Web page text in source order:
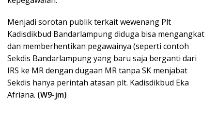
Menjadi sorotan publik terkait wewenang Plt
Kadisdikbud Bandarlampung diduga bisa mengangkat
dan memberhentikan pegawainya (seperti contoh
Sekdis Bandarlampung yang baru saja berganti dari
IRS ke MR dengan dugaan MR tanpa SK menjabat
Sekdis hanya perintah atasan plt. Kadisdikbud Eka
Afriana. (W9-jm)